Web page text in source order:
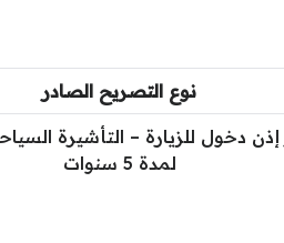
نوع التصريح الصادر
دخول للزيارة – التأشيرة
لمدة 5 سنوات